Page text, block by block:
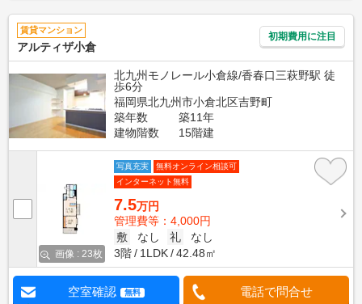
賃貸マンション
アルティザ小倉
初期費用に注目
北九州モノレール小倉線/香春口三萩野駅 徒
歩6分
福岡県北九州市小倉北区吉野町
築年数
築11年
建物階数
15階建
画像 : 23枚
写真充実
無料オンライン相談可
インターネット無料
7.5万円
管理費等：4,000円
敷
なし 礼
なし
3階
1LDK 42.48㎡
空室確認 無料 電話で問合せ